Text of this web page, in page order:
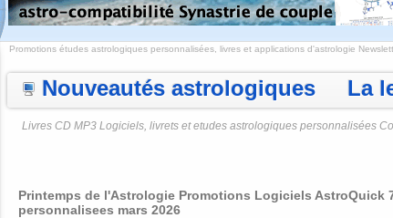
Promotions études astrologiques personnalisées, livres et applications d'astrologie
Nouveautés astrologiques La
Livres CD MP3 Logiciels, livrets et etudes astrologiques personnalisées
Printemps de l'Astrologie Promotions Logiciels AstroQuick
personnalisees mars 2026